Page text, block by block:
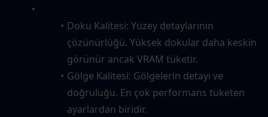
Doku Kalitesi: Yüzey detaylarının
çözünürlüğü. Yüksek dokular daha keskin
görünür ancak VRAM tüketir.
Gölge Kalitesi: Gölgelerin detayı ve
doğruluğu. En çok performans tüketen
ayarlardan biridir.